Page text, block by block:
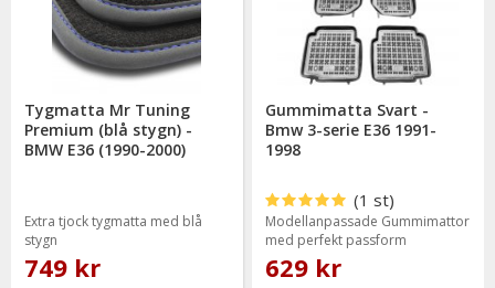
Tygmatta Mr Tuning
Premium (blå stygn) -
BMW E36 (1990-2000)
Extra tjock tygmatta med blå
stygn
749 kr
Gummimatta Svart -
Bmw 3-serie E36 1991-
1998
(1 st)
Modellanpassade Gummimattor
med perfekt passform
629 kr